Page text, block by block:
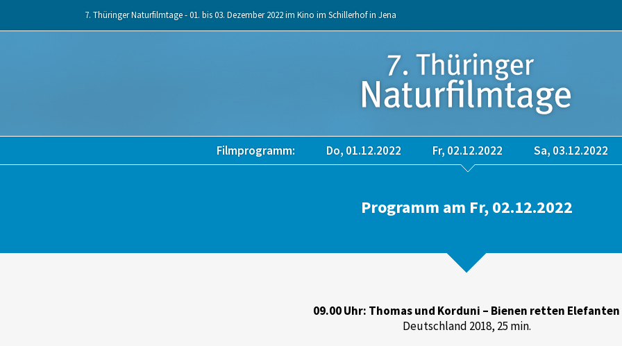
7. Thüringer Naturfilmtage - 01. bis 03. Dezember 2022 im Kino im Schillerhof in Jena
Filmprogramm: Do, 01.12.2022 Fr, 02.12.2022 Sa, 03.12.2022
Programm am Fr, 02.12.2022
09.00 Uhr: Thomas und Korduni – Bienen retten Elefanten
Deutschland 2018, 25 min.